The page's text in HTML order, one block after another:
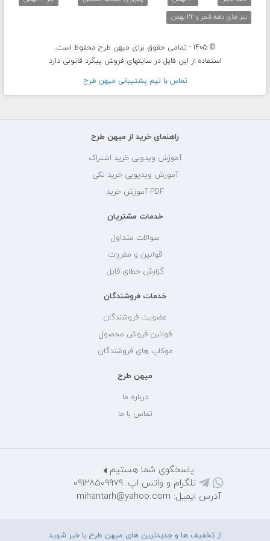
بنر های دهه فجر و 22 بهمن
© 1405 - تمامی حقوق برای میهن طرح محفوظ است.
استفاده از این فایل در سایتهای فروش پیگرد قانونی دارد
تماس با تيم پشتيبانی ميهن طرح
راهنمای خرید از میهن طرح
آموزش ویدویی خرید اشتراک
آموزش ویدیویی خرید تکی
PDF آموزش خرید
خدمات مشتریان
سوالات متداول
قوانین و مقررات
گزارش خطای فایل
خدمات فروشندگان
عضویت فروشندگان
قوانین فروش محصول
موکاپ های فروشندگان
میهن طرح
درباره ما
تماس با ما
پاسخگوی شما هستیم
تلگرام و واتس اپ: 09128509979
آدرس ایمیل: mihantarh@yahoo.com
از تخفیف ها و جدیدترین های میهن طرح با خبر شوید